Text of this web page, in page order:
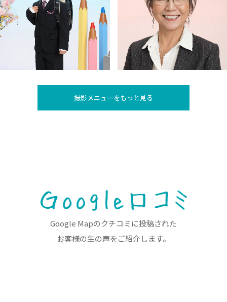
撮影メニューをもっと見る
Google Mapのクチコミに投稿された
お客様の生の声をご紹介します。